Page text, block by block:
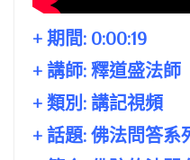
+ 期間: 0:00:19
+ 講師: 釋道盛法師
+ 類別: 講記視頻
+ 話題: 佛法問答系